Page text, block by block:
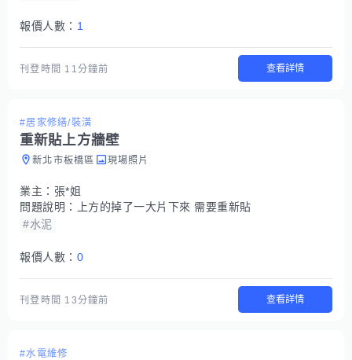
報價人數： 1
刊登時間 11分鐘前 查看詳情
#居家修繕/裝潢
重新貼上方牆壁
新北市板橋區 現場照片
業主： 張*姐
問題說明：
上方的掉了一大片下來 需要重新貼
#水泥
報價人數： 0
刊登時間 13分鐘前 查看詳情
#水電維修